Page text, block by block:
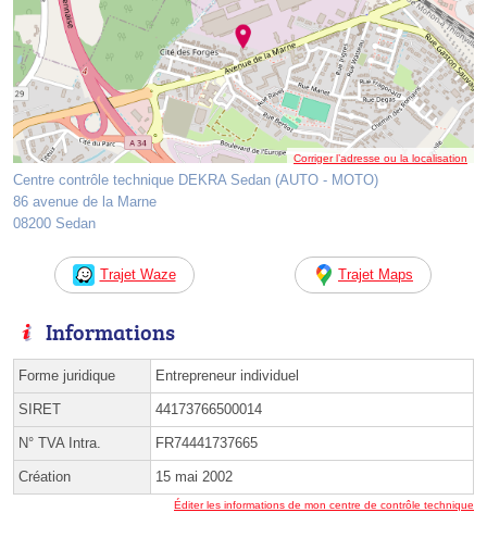
Corriger l’adresse ou la localisation
Centre contrôle technique DEKRA Sedan (AUTO - MOTO)
86 avenue de la Marne
08200 Sedan
Trajet Waze Trajet Maps
Informations
Forme juridique Entrepreneur individuel
SIRET 44173766500014
N° TVA Intra. FR74441737665
Création 15 mai 2002
Éditer les informations de mon centre de contrôle technique